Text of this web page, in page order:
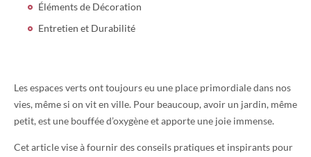
Éléments de Décoration
Entretien et Durabilité
Les espaces verts ont toujours eu une place primordiale dans nos
vies, même si on vit en ville. Pour beaucoup, avoir un jardin, même
petit, est une bouffée d’oxygène et apporte une joie immense.
Cet article vise à fournir des conseils pratiques et inspirants pour